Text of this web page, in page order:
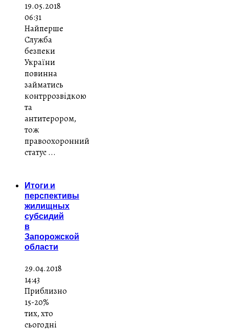
19.05.2018
06:31
Найперше
Служба
безпеки
України
повинна
займатись
контррозвідкою
та
антитерором,
тож
правоохоронний
статус ...
Итоги и
перспективы
жилищных
субсидий
в
Запорожской
области
29.04.2018
14:43
Приблизно
15-20%
тих, хто
сьогодні